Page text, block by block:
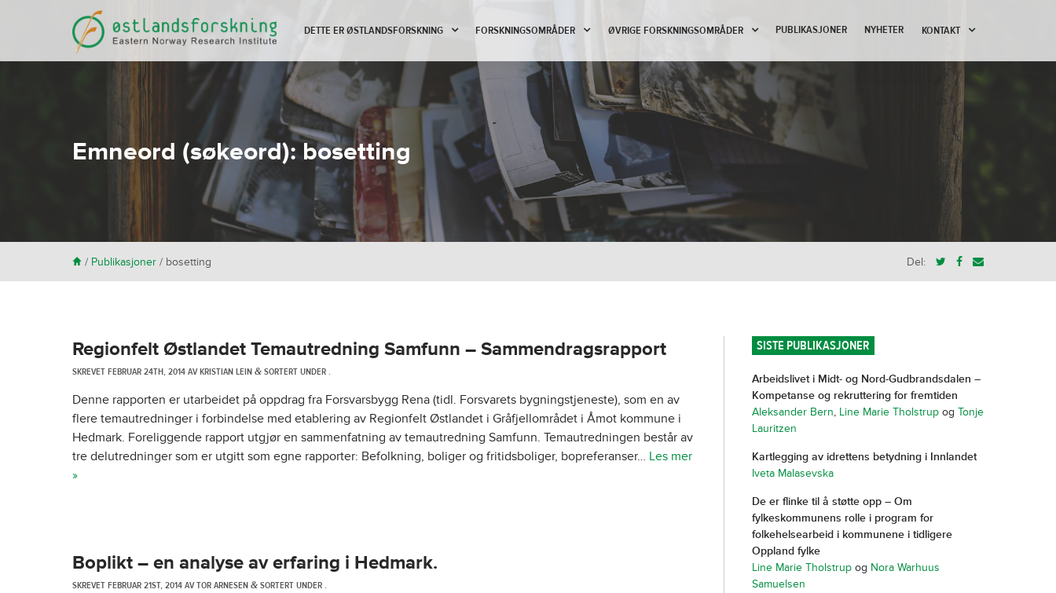
DETTE ER ØSTLANDSFORSKNING FORSKNINGSOMRÅDER ØVRIGE FORSKNINGSOMRÅDER PUBLIKASJONER NYHETER KONTAKT
Emneord (søkeord):bosetting
H / Publikasjoner / bosetting Del:
Regionfelt Østlandet Temautredning Samfunn – Sammendragsrapport
SKREVETFEBRUAR 24TH, 2014AVKRISTIAN LEIN & SORTERT UNDER .
Denne rapporten er utarbeidet på oppdrag fra Forsvarsbygg Rena (tidl. Forsvarets bygningstjeneste), som en av
flere temautredninger i forbindelse med etablering av Regionfelt Østlandet i Gråfjellområdet i Åmot kommune i
Hedmark. Foreliggende rapport utgjør en sammenfatning av temautredning Samfunn. Temautredningen består av
tre delutredninger som er utgitt som egne rapporter: Befolkning, boliger og fritidsboliger, bopreferanser… Les mer
»
Boplikt – en analyse av erfaring i Hedmark.
SKREVETFEBRUAR 21ST, 2014AVTOR ARNESEN & SORTERT UNDER .
SISTE PUBLIKASJONER
Arbeidslivet i Midt- og Nord-Gudbrandsdalen –
Kompetanse og rekruttering for fremtiden
Aleksander Bern, Line Marie Tholstrupog Tonje
Lauritzen
Kartlegging av idrettens betydning i Innlandet
Iveta Malasevska
De er flinke til å støtte opp – Om
fylkeskommunens rolle i program for
folkehelsearbeid i kommunene i tidligere
Oppland fylke
Line Marie Tholstrupog Nora Warhuus
Samuelsen